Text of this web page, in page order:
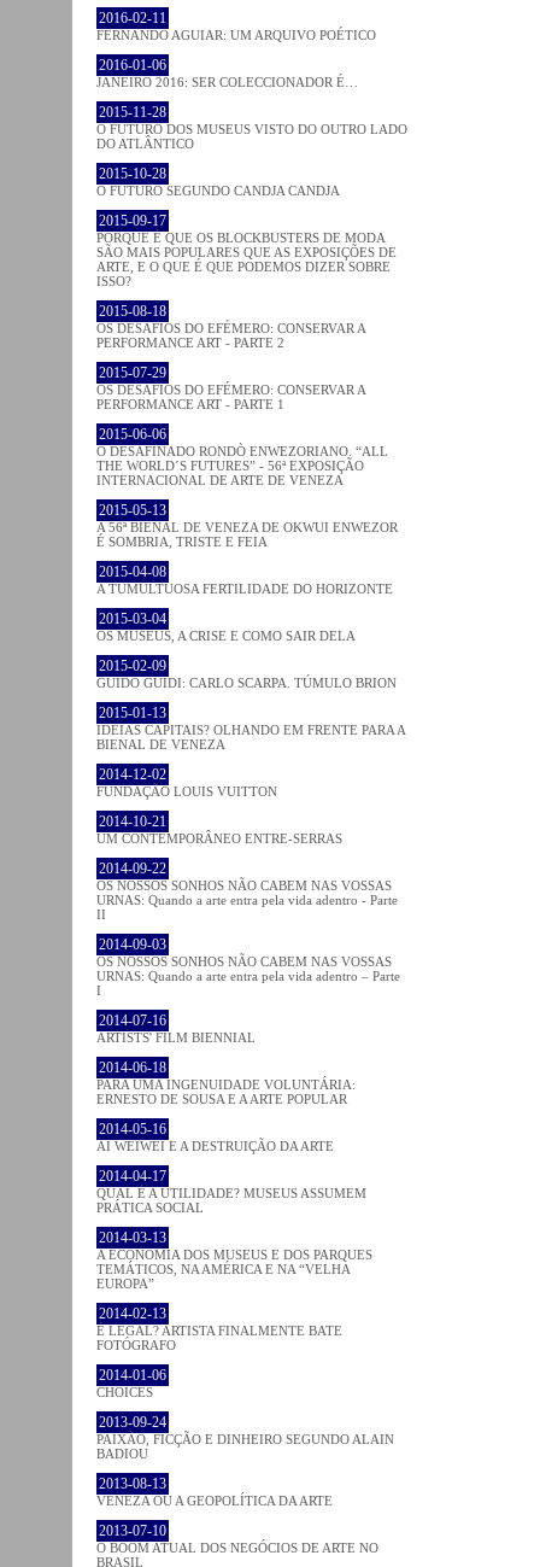
2016-02-11
FERNANDO AGUIAR: UM ARQUIVO POÉTICO
2016-01-06
JANEIRO 2016: SER COLECCIONADOR É…
2015-11-28
O FUTURO DOS MUSEUS VISTO DO OUTRO LADO
DO ATLÂNTICO
2015-10-28
O FUTURO SEGUNDO CANDJA CANDJA
2015-09-17
PORQUE É QUE OS BLOCKBUSTERS DE MODA
SÃO MAIS POPULARES QUE AS EXPOSIÇÕES DE
ARTE, E O QUE É QUE PODEMOS DIZER SOBRE
ISSO?
2015-08-18
OS DESAFIOS DO EFÉMERO: CONSERVAR A
PERFORMANCE ART - PARTE 2
2015-07-29
OS DESAFIOS DO EFÉMERO: CONSERVAR A
PERFORMANCE ART - PARTE 1
2015-06-06
O DESAFINADO RONDÒ ENWEZORIANO. “ALL
THE WORLD´S FUTURES” - 56ª EXPOSIÇÃO
INTERNACIONAL DE ARTE DE VENEZA
2015-05-13
A 56ª BIENAL DE VENEZA DE OKWUI ENWEZOR
É SOMBRIA, TRISTE E FEIA
2015-04-08
A TUMULTUOSA FERTILIDADE DO HORIZONTE
2015-03-04
OS MUSEUS, A CRISE E COMO SAIR DELA
2015-02-09
GUIDO GUIDI: CARLO SCARPA. TÚMULO BRION
2015-01-13
IDEIAS CAPITAIS? OLHANDO EM FRENTE PARA A
BIENAL DE VENEZA
2014-12-02
FUNDAÇÃO LOUIS VUITTON
2014-10-21
UM CONTEMPORÂNEO ENTRE-SERRAS
2014-09-22
OS NOSSOS SONHOS NÃO CABEM NAS VOSSAS
URNAS: Quando a arte entra pela vida adentro - Parte
II
2014-09-03
OS NOSSOS SONHOS NÃO CABEM NAS VOSSAS
URNAS: Quando a arte entra pela vida adentro – Parte
I
2014-07-16
ARTISTS' FILM BIENNIAL
2014-06-18
PARA UMA INGENUIDADE VOLUNTÁRIA:
ERNESTO DE SOUSA E A ARTE POPULAR
2014-05-16
AI WEIWEI E A DESTRUIÇÃO DA ARTE
2014-04-17
QUAL É A UTILIDADE? MUSEUS ASSUMEM
PRÁTICA SOCIAL
2014-03-13
A ECONOMIA DOS MUSEUS E DOS PARQUES
TEMÁTICOS, NA AMÉRICA E NA “VELHA
EUROPA”
2014-02-13
É LEGAL? ARTISTA FINALMENTE BATE
FOTÓGRAFO
2014-01-06
CHOICES
2013-09-24
PAIXÃO, FICÇÃO E DINHEIRO SEGUNDO ALAIN
BADIOU
2013-08-13
VENEZA OU A GEOPOLÍTICA DA ARTE
2013-07-10
O BOOM ATUAL DOS NEGÓCIOS DE ARTE NO
BRASIL